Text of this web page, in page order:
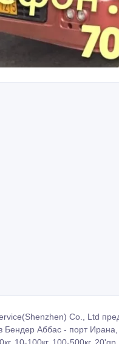
Co., Ltd
Бендер Аббас - порт